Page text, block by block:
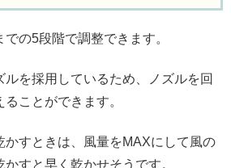
の5段階で調整できます。
ルを採用しているため、ノズルを回
ことができます。
かすときは、風量をMAXにして風の
すと早く乾かせそうです。